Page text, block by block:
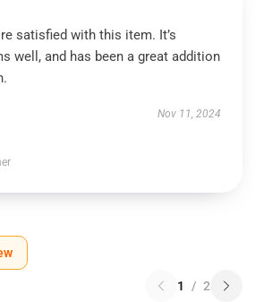
satisfied with this item. It’s
well, and has been a great addition
Nov 11, 2024
1 / 2